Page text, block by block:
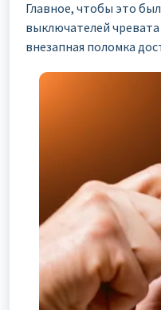
Главное, чтобы это
выключателей
внезапная поломка